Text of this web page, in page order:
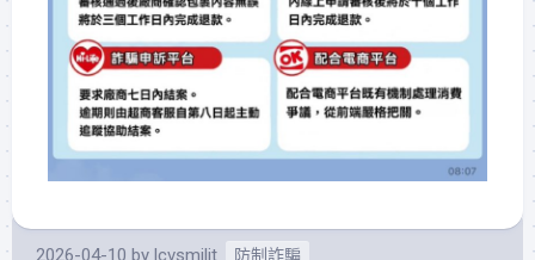
2026-04-10 by lcvsmilit 防制詐騙